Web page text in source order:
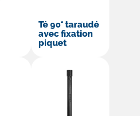
Té 90° taraudé
avec fixation
piquet